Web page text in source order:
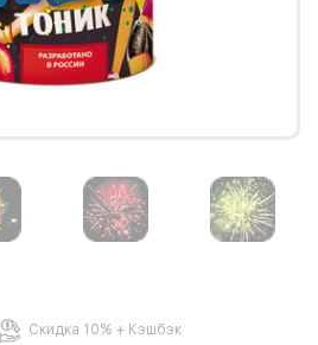
Скидка 10% + Кэшбэк